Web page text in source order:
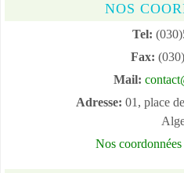
NOS
Tel:
Fax:
Mail:
Adresse: 01, place
Nos